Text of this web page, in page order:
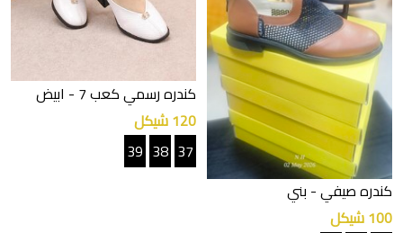
كندره صيفي- بني
100 شيكل
كندره رسمي كعب 7 - ابيض
120 شيكل
37
38
39